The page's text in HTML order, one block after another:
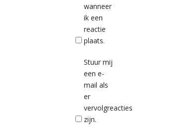
wanneer
ik een
reactie
plaats.
Stuur mij
een e-
mail als
er
vervolgreacties
zijn.